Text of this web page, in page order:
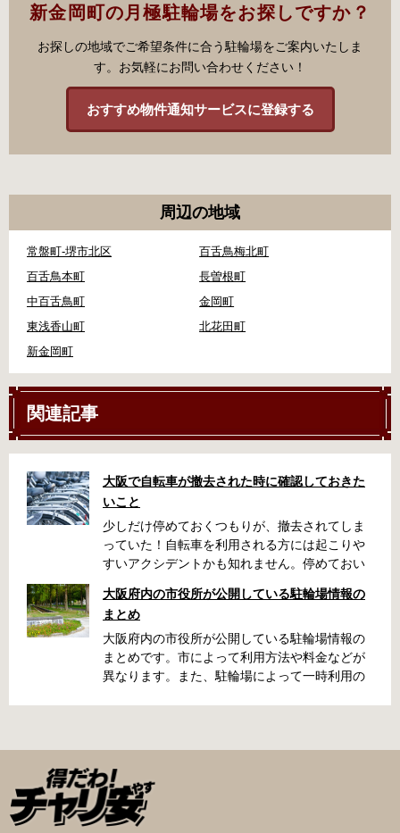
新金岡町の月極駐輪場をお探しですか？
お探しの地域でご希望条件に合う駐輪場をご案内いたしま
す。お気軽にお問い合わせください！
おすすめ物件通知サービスに登録する
周辺の地域
常盤町-堺市北区
百舌鳥梅北町
百舌鳥本町
長曽根町
中百舌鳥町
金岡町
東浅香山町
北花田町
新金岡町
関連記事
大阪で自転車が撤去された時に確認しておきた
いこと
少しだけ停めておくつもりが、撤去されてしま
っていた！自転車を利用される方には起こりや
すいアクシデントかも知れません。停めておい
い、なんてことになってしまうかも知れませ
ん。そんな時に役立つ情報をまとめました。事
前に確認しておきましょう。 守口市で撤去され
た場合 放置自転車大日保管所 住所 守口市大日
町4丁目281の3番地 電話 06-6902-2340（業務
還料 2,500円 自転車の鍵 身分証明証 守口市HP
はこちら 堺市で撤去された場合 三国ヶ丘自転車
保管返還所 住所 堺区向陵東町1丁12-15 電話 三
国ヶ丘自転車保管返還所 最寄駅 南海高野線百舌
鳥八幡駅東出口 徒歩5分 返還の際に必要な書
大阪府内の市役所が公開している駐輪場情報の
まとめ
大阪府内の市役所が公開している駐輪場情報の
まとめです。市によって利用方法や料金などが
異なります。また、駐輪場によって一時利用の
自転車駐輪場 利用方法 利用登録申請書の提出
利用登録申請書を窓口に提出ではなく、Web上
での利用登録になります。 利用料金 登録手数料
不要です。 定期利用料金 西三荘駅駐輪センター
屋根あり 一般：2,100円／月 屋根あり 障害者：